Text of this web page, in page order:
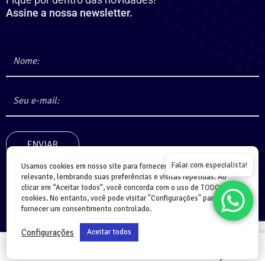
Assine a nossa newsletter.
Usamos cookies em nosso site para fornecer a experiência mais
relevante, lembrando suas preferências e visitas repetidas. Ao
clicar em “Aceitar todos”, você concorda com o uso de TODOS os
cookies. No entanto, você pode visitar "Configurações" para
fornecer um consentimento controlado.
Configurações Aceitar todos
Falar com especialista!